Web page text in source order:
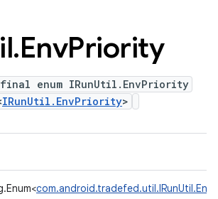
.EnvPriority
enum IRunUtil.EnvPriority
IRunUtil.EnvPriority>